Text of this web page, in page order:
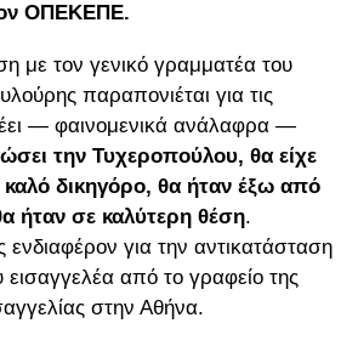
ΟΠΕΚΕΠΕ.
με τον γενικό γραμματέα του
παραπονιέται για τις
— φαινομενικά ανάλαφρα —
την Τυχεροπούλου, θα είχε
δικηγόρο, θα ήταν έξω από
ήταν σε καλύτερη θέση.
ενδιαφέρον για την αντικατάσταση
από το γραφείο της
στην Αθήνα.